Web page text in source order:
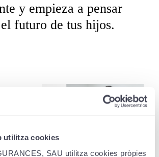
utilitza cookies
SAU utilitza cookies pròpies
y empieza a pensar
futuro de tus hijos.